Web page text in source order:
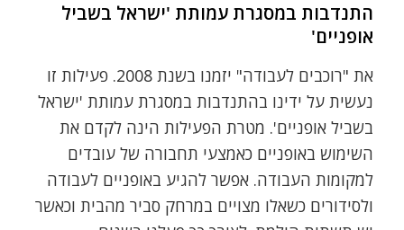
התנדבות במסגרת עמותת 'ישראל בשביל
אופניים'
את "רוכבים לעבודה" יזמנו בשנת 2008. פעילות זו
נעשית על ידינו בהתנדבות במסגרת עמותת 'ישראל
בשביל אופניים'. מטרת הפעילות הינה לקדם את
השימוש באופניים כאמצעי תחבורה של עובדים
למקומות העבודה. אפשר להגיע באופניים לעבודה
ולסידורים כשאלו מצויים במרחק סביר מהבית וכאשר